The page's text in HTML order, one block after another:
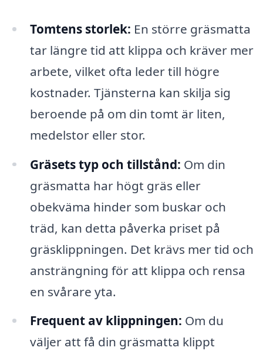
Tomtens storlek: En större gräsmatta
tar längre tid att klippa och kräver mer
arbete, vilket ofta leder till högre
kostnader. Tjänsterna kan skilja sig
beroende på om din tomt är liten,
medelstor eller stor.
Gräsets typ och tillstånd: Om din
gräsmatta har högt gräs eller
obekväma hinder som buskar och
träd, kan detta påverka priset på
gräsklippningen. Det krävs mer tid och
ansträngning för att klippa och rensa
en svårare yta.
Frequent av klippningen: Om du
väljer att få din gräsmatta klippt